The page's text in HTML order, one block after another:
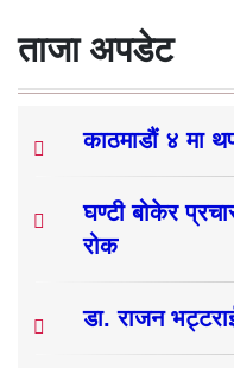
ताजा अपडेट
काठमाडौं ४ मा
घण्टी बोकेर
रोक
डा. राजन